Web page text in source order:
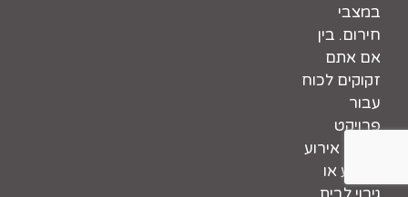
במצבי
חירום. בין
אם אתם
זקוקים לכוח
עבור
פרויקט
בנייה, אירוע
בטבע או